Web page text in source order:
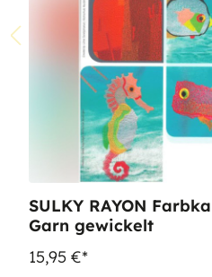
SULKY RAYON
Garn gewickelt
15,95 €*